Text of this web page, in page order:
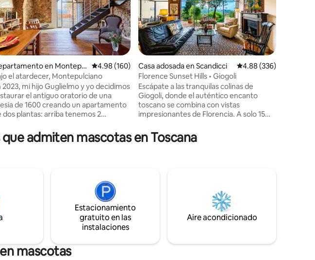
4.97 de 5; 127 evaluaciones
en Montepul Calificación promedio: 4.98 de 5; 160 evaluaciones
4.98 (160)
el atardecer, Montepulciano
2023, mi hijo Guglielmo y yo decidimos
el antiguo oratorio de una
de 1600 creando un apartamento
dos plantas: arriba tenemos 2
y 2 baños en suite con
abajo una amplia sala de estar con
de vinos privada o una
para todos los huéspedes de
4 apartamentos, después de las
p. m. si se reserva con mucha
Amplio estacionamiento
a 100 metros de distancia.
Casa adosada en Scandicci Calificación promedio:
4.88 (336)
Florence Sunset Hills • Giogoli
Escápate a las tranquilas colinas de
Giogoli, donde el auténtico encanto
toscano se combina con vistas
impresionantes de Florencia. A solo 15
campiña del Chianti, esta elegante casa
es el punto de partida perfecto para
emblemáticos de la región, es el refugio
ideal para cualquiera que busque
comodidad, tranquilidad y una
admiten mascotas en Toscana
Estacionamiento
gratuito en las
instalaciones
Aire acondicionado
mascotas